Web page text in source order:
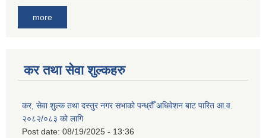
more
कर तथा सेवा शुल्कहरु
कर, सेवा शुल्क तथा दस्तुर नगर सभाको पन्ध्रौँ अधिवेशन बाट पारित आ.व.
२०८२/०८३ को लागि
Post date: 08/19/2025 - 13:36